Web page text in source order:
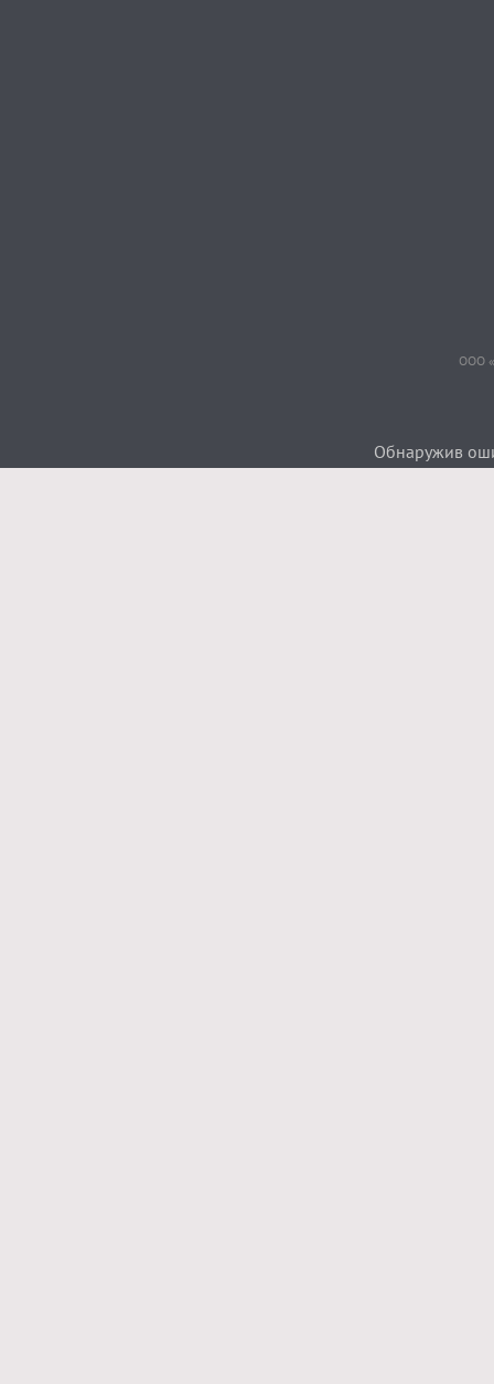
ООО
Обнаружив